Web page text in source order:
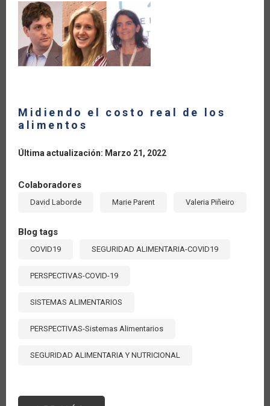
Y
EL
CARIBE
DURANTE
LA
PANDEMIA
DEL
COVID-
Midiendo el costo real de los
alimentos
Última actualización: Marzo 21, 2022
Colaboradores
David Laborde Marie Parent Valeria Piñeiro
Blog tags
COVID19 SEGURIDAD ALIMENTARIA-COVID19
PERSPECTIVAS-COVID-19
SISTEMAS ALIMENTARIOS
PERSPECTIVAS-Sistemas Alimentarios
SEGURIDAD ALIMENTARIA Y NUTRICIONAL